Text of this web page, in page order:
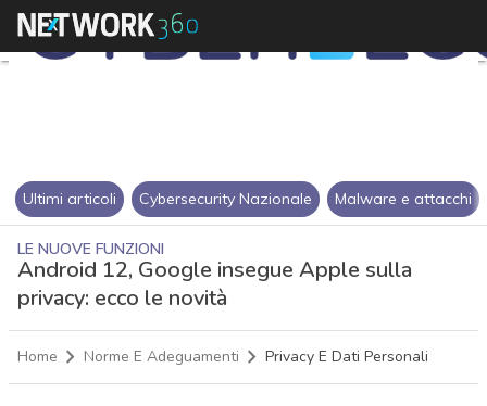
Ultimi articoli Cybersecurity Nazionale Malware e attacchi
LE NUOVE FUNZIONI
Android 12, Google insegue Apple sulla
privacy: ecco le novità
Home Norme E Adeguamenti Privacy E Dati Personali